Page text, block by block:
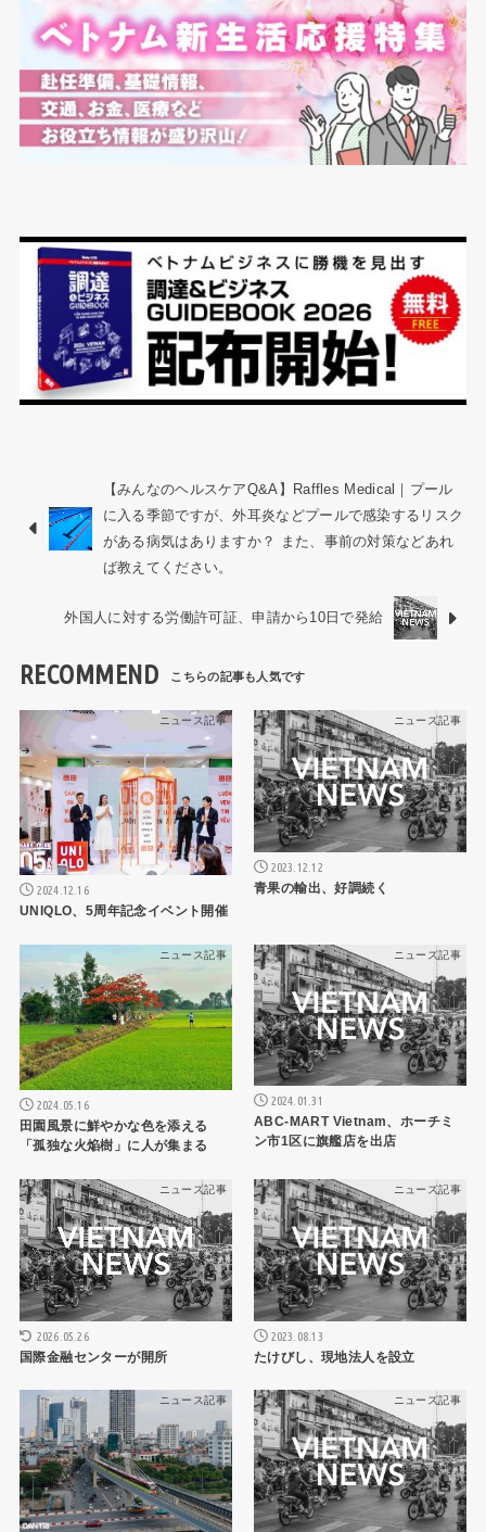
【みんなのヘルスケアQ&A】Raffles Medical｜プール
に入る季節ですが、外耳炎などプールで感染するリスク
がある病気はありますか？ また、事前の対策などあれ
ば教えてください。
外国人に対する労働許可証、申請から10日で発給
RECOMMEND
ニュース記事
2024.12.16
UNIQLO、5周年記念イベント開催
ニュース記事
2023.12.12
青果の輸出、好調続く
ニュース記事
2024.05.16
田園風景に鮮やかな色を添える
「孤独な火焔樹」に人が集まる
ニュース記事
2024.01.31
ABC-MART Vietnam、ホーチミ
ン市1区に旗艦店を出店
ニュース記事
2026.05.26
国際金融センターが開所
ニュース記事
2023.08.13
たけびし、現地法人を設立
ニュース記事 ニュース記事